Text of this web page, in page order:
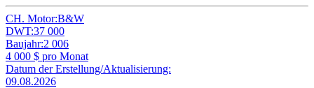
CH. Motor:B&W
DWT:37 000
Baujahr:2 006
4 000 $ pro Monat
Datum der Erstellung/Aktualisierung:
09.08.2026